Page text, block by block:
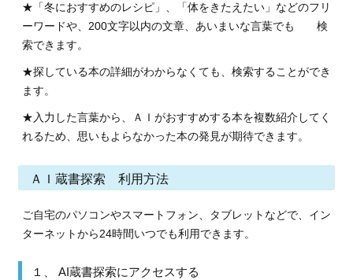
★「冬におすすめのレシピ」、「体をきたえたい」などのフリ
ーワードや、200文字以内の文章、あいまいな言葉でも 検
索できます。
★探している本の詳細がわからなくても、検索することができ
ます。
★入力した言葉から、ＡＩがおすすめする本を複数紹介してく
れるため、思いもよらなかった本の発見が期待できます。
ＡＩ蔵書探索 利用方法
ご自宅のパソコンやスマートフォン、タブレットなどで、イン
ターネットから24時間いつでも利用できます。
１、 AI蔵書探索にアクセスする